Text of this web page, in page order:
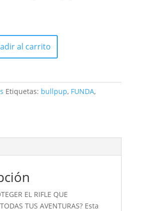
al carrito
Etiquetas: bullpup, FUNDA,
EL RIFLE QUE
TUS AVENTURAS? Esta